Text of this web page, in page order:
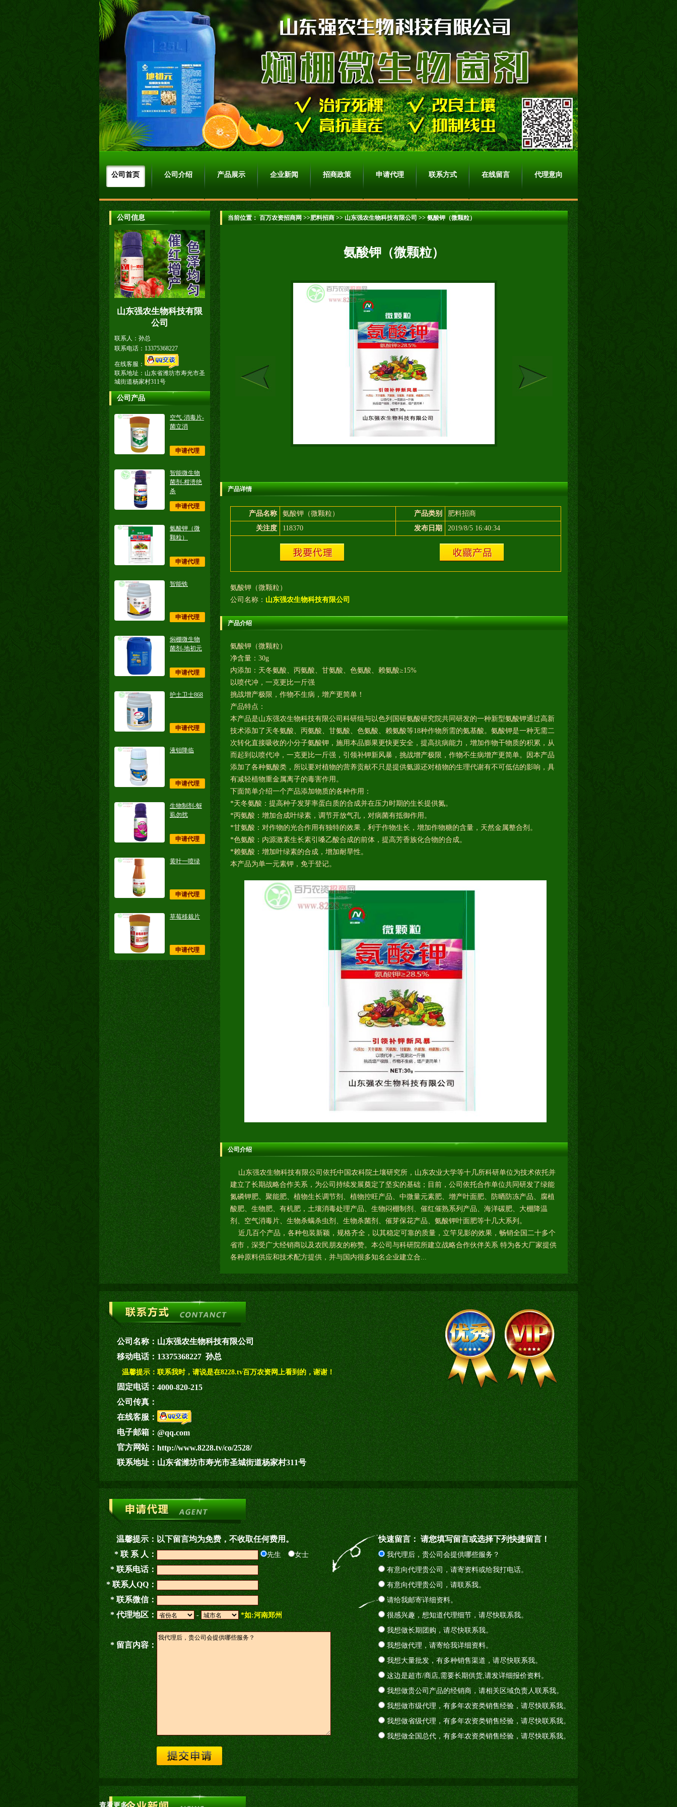
公司首页 公司介绍 产品展示 企业新闻 招商政策 申请代理 联系方式 在线留言 代理意向
公司信息
山东强农生物科技有限
公司
联系人：孙总
联系电话：13375368227
在线客服：
联系地址：山东省潍坊市寿光市圣
城街道杨家村311号
公司产品
空气·消毒片-
菌立消
申请代理
智能微生物
菌剂-柑溃绝
杀
申请代理
氨酸钾（微
颗粒）
申请代理
智能铁
申请代理
焖棚微生物
菌剂-地初元
申请代理
护土卫士868
申请代理
液钼降临
申请代理
生物制剂-蚜
虱勿扰
申请代理
黄叶一喷绿
申请代理
草莓移栽片
申请代理
当前位置：百万农资招商网>>肥料招商 >>山东强农生物科技有限公司>> 氨酸钾（微颗粒）
氨酸钾（微颗粒）
产品详情
产品名称 氨酸钾（微颗粒） 产品类别
肥料招商
关注度
118370 发布日期 2019/8/5 16:40:34
氨酸钾（微颗粒）
公司名称： 山东强农生物科技有限公司
产品介绍
氨酸钾（微颗粒）
净含量：30g
内添加：天冬氨酸、丙氨酸、甘氨酸、色氨酸、赖氨酸≥15%
以喷代冲，一克更比一斤强
挑战增产极限，作物不生病，增产更简单！
产品特点：
本产品是山东强农生物科技有限公司科研组与以色列国研氨酸研究院共同研发的一种新型氨酸钾通过高新
技术添加了天冬氨酸、丙氨酸、甘氨酸、色氨酸、赖氨酸等18种作物所需的氨基酸。氨酸钾是一种无需二
次转化直接吸收的小分子氨酸钾，施用本品膨果更快更安全，提高抗病能力，增加作物干物质的积累，从
而起到以喷代冲，一克更比一斤强，引领补钾新风暴，挑战增产极限，作物不生病增产更简单。因本产品
添加了各种氨酸类，所以要对植物的营养贡献不只是提供氨源还对植物的生理代谢有不可低估的影响，具
有减轻植物重金属离子的毒害作用。
下面简单介绍一个产品添加物质的各种作用：
*天冬氨酸：提高种子发芽率蛋白质的合成并在压力时期的生长提供氮。
*丙氨酸：增加合成叶绿素，调节开放气孔，对病菌有抵御作用。
*甘氨酸：对作物的光合作用有独特的效果，利于作物生长，增加作物糖的含量，天然金属整合剂。
*色氨酸：内源激素生长素引嗓乙酸合成的前体，提高芳香族化合物的合成。
*赖氨酸：增加叶绿素的合成，增加耐旱性。
本产品为单一元素钾，免于登记。
公司介绍
山东强农生物科技有限公司依托中国农科院土壤研究所，山东农业大学等十几所科研单位为技术依托并
建立了长期战略合作关系，为公司持续发展奠定了坚实的基础；目前，公司依托合作单位共同研发了绿能
氮磷钾肥、聚能肥、植物生长调节剂、植物控旺产品、中微量元素肥、增产叶面肥、防晒防冻产品、腐植
酸肥、生物肥、有机肥，土壤消毒处理产品、生物闷棚制剂、催红催熟系列产品、海洋碳肥、大棚降温
剂、空气消毒片、生物杀螨杀虫剂、生物杀菌剂、催芽保花产品、氨酸钾叶面肥等十几大系列。
近几百个产品，各种包装新颖，规格齐全，以其稳定可靠的质量，立竿见影的效果，畅销全国二十多个
省市，深受广大经销商以及农民朋友的称赞。本公司与科研院所建立战略合作伙伴关系 特为各大厂家提供
各种原料供应和技术配方提供，并与国内很多知名企业建立合...
公司名称：山东强农生物科技有限公司
移动电话：13375368227 孙总
温馨提示： 联系我时，请说是在8228.tv百万农资网上看到的，谢谢！
固定电话：4000-820-215
公司传真：
在线客服：
电子邮箱：@qq.com
官方网站：http://www.8228.tv/co/2528/
联系地址：山东省潍坊市寿光市圣城街道杨家村311号
温馨提示：以下留言均为免费，不收取任何费用。
快速留言： 请您填写留言或选择下列快捷留言！
* 联 系 人：
先生 女士 我代理后，贵公司会提供哪些服务？
* 联系电话： 有意向代理贵公司，请寄资料或给我打电话。
* 联系人QQ： 有意向代理贵公司，请联系我。
* 联系微信： 请给我邮寄详细资料。
* 代理地区： - *如:河南郑州 很感兴趣，想知道代理细节，请尽快联系我。
* 留言内容：
我想做长期团购，请尽快联系我。
我想做代理，请寄给我详细资料。
我想大量批发，有多种销售渠道，请尽快联系我。
这边是超市/商店,需要长期供货,请发详细报价资料。
我想做贵公司产品的经销商，请相关区域负责人联系我。
我想做市级代理，有多年农资类销售经验，请尽快联系我。
我想做省级代理，有多年农资类销售经验，请尽快联系我。
我想做全国总代，有多年农资类销售经验，请尽快联系我。
查看更多>>